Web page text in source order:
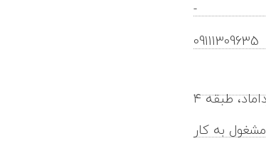
-
09111309635
مشغول به کار